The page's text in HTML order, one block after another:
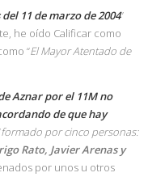
11 de marzo de 2004”
he oído Calificar como
“El Mayor Atentado de
Aznar por el 11M no
de que hay
formado por cinco personas:
Rato, Javier Arenas y
por unos u otros